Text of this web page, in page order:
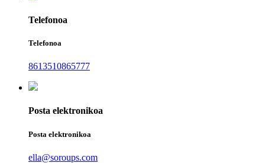
Telefonoa
Telefonoa
8613510865777
Posta elektronikoa
Posta elektronikoa
ella@soroups.com